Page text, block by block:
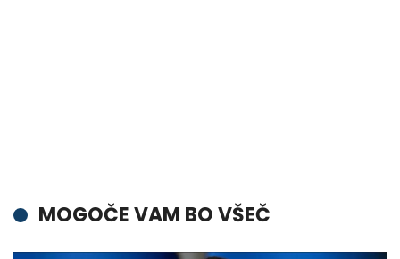
MOGOČE VAM BO VŠEČ